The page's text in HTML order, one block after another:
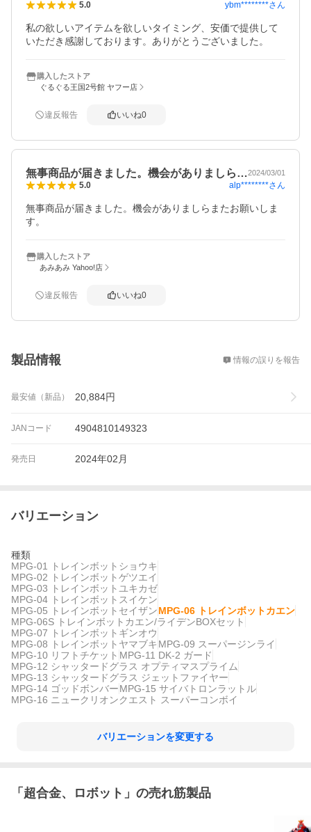
5.0 ybm********さん
私の欲しいアイテムを欲しいタイミング、安価で提供して
いただき感謝しております。ありがとうございました。
購入したストア
ぐるぐる王国2号館 ヤフー店
違反報告 いいね0
無事商品が届きました。機会がありましら…2024/03/01
5.0 alp********さん
無事商品が届きました。機会がありましらまたお願いしま
す。
購入したストア
あみあみ Yahoo!店
違反報告 いいね0
製品情報 情報の誤りを報告
最安値（新品） 20,884円
JANコード 4904810149323
発売日 2024年02月
バリエーション
種類
MPG-01 トレインボットショウキ
MPG-02 トレインボットゲツエイ
MPG-03 トレインボットユキカゼ
MPG-04 トレインボットスイケン
MPG-05 トレインボットセイザンMPG-06 トレインボットカエン
MPG-06S トレインボットカエン/ライデンBOXセット
MPG-07 トレインボットギンオウ
MPG-08 トレインボットヤマブキ MPG-09 スーパージンライ
MPG-10 リフトチケット MPG-11 DK-2 ガード
MPG-12 シャッタードグラス オプティマスプライム
MPG-13 シャッタードグラス ジェットファイヤー
MPG-14 ゴッドボンバーMPG-15 サイバトロンラットル
MPG-16 ニュークリオンクエスト スーパーコンボイ
バリエーションを変更する
「 超合金、ロボット 」の売れ筋製品